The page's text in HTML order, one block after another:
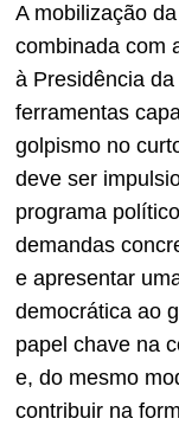
A mobilização
combinada com
à Presidência
ferramentas
golpismo no
deve ser
programa
demandas
e apresentar
democrática ao
papel chave na
e, do mesmo
contribuir na